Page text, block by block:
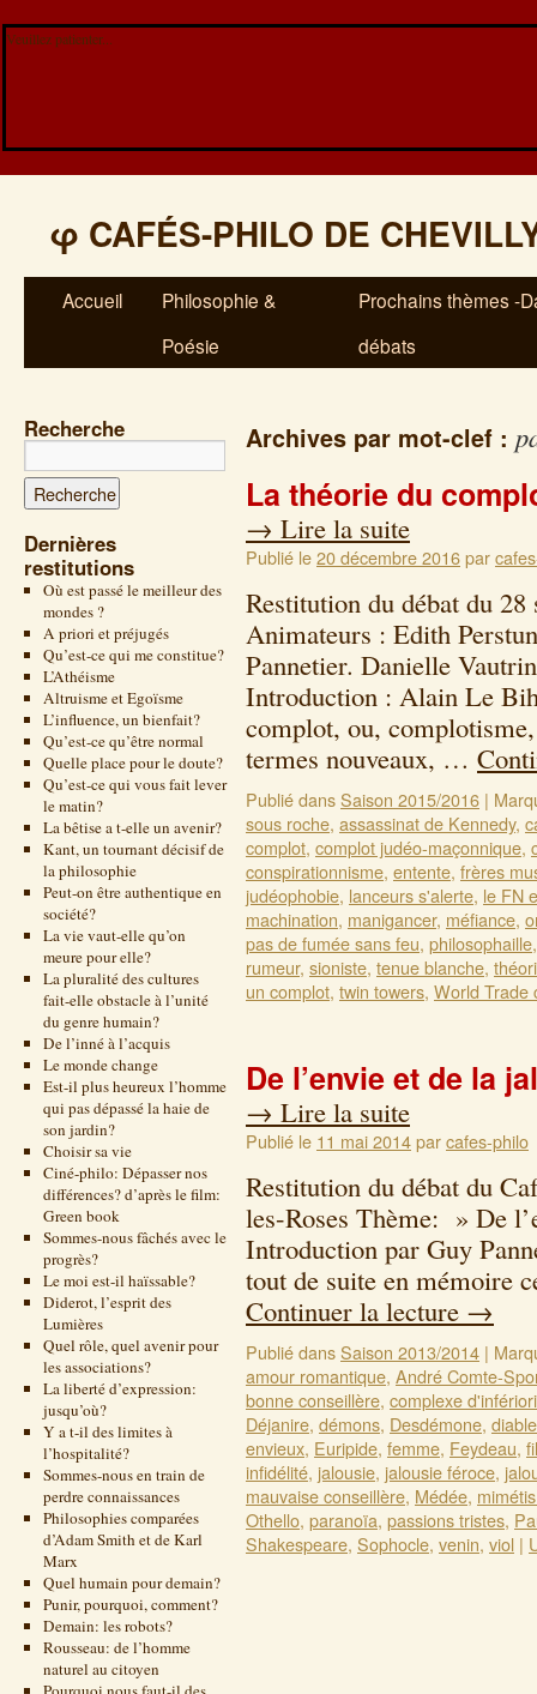
Veuillez patienter...
φ CAFÉS-PHILO DE
Accueil
Philosophie &
Poésie
Prochains thèmes -
débats
Recherche
Dernières
restitutions
Où est passé le meilleur des
mondes ?
A priori et préjugés
Qu’est-ce qui me constitue?
L’Athéisme
Altruisme et Egoïsme
L’influence, un bienfait?
Qu’est-ce qu’être normal
Quelle place pour le doute?
Qu’est-ce qui vous fait lever
le matin?
La bêtise a t-elle un avenir?
Kant, un tournant décisif de
la philosophie
Peut-on être authentique en
société?
La vie vaut-elle qu’on
meure pour elle?
La pluralité des cultures
fait-elle obstacle à l’unité
du genre humain?
De l’inné à l’acquis
Le monde change
Est-il plus heureux l’homme
qui pas dépassé la haie de
son jardin?
Choisir sa vie
Ciné-philo: Dépasser nos
différences? d’après le film:
Green book
Sommes-nous fâchés avec le
progrès?
Le moi est-il haïssable?
Diderot, l’esprit des
Lumières
Quel rôle, quel avenir pour
les associations?
La liberté d’expression:
jusqu’où?
Y a t-il des limites à
l’hospitalité?
Sommes-nous en train de
perdre connaissances
Philosophies comparées
d’Adam Smith et de Karl
Marx
Quel humain pour demain?
Punir, pourquoi, comment?
Demain: les robots?
Rousseau: de l’homme
naturel au citoyen
Archives par mot-clef :
La théorie du
→ Lire la suite
Publié le20 décembre 2016par
Restitution du débat du
Animateurs : Edith
Pannetier. Danielle
Introduction : Alain Le
complot, ou,
termes nouveaux, …
Publié dansSaison 2015/2016 |
sous roche, assassinat de Kennedy,
complot, complot judéo-maçonnique,
conspirationnisme, entente, frères
judéophobie, lanceurs s'alerte, le FN
machination, manigancer, méfiance,
pas de fumée sans feu, philosophaille
rumeur, sioniste, tenue blanche,
un complot, twin towers, World Trade
De l’envie et de la
→ Lire la suite
Publié le 11 mai 2014parcafes-philo
Restitution du débat du
les-Roses Thème: » De
Introduction par Guy
tout de suite en mémoire
Continuer la lecture →
Publié dansSaison 2013/2014 |
amour romantique, André Comte-
bonne conseillère, complexe
Déjanire, démons, Desdémone,
envieux, Euripide, femme, Feydeau,
infidélité, jalousie, jalousie féroce,
mauvaise conseillère, Médée,
Othello, paranoïa, passions tristes,
Shakespeare, Sophocle, venin, viol |